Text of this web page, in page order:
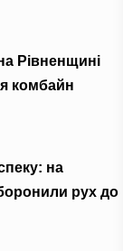
Рівненщині
комбайн
на
рух до